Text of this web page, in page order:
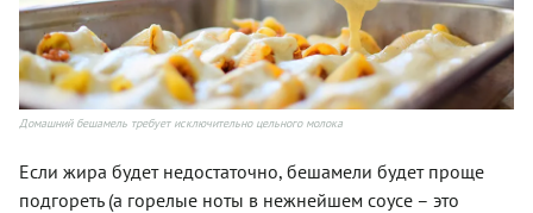
Домашний бешамель требует исключительно цельного молока
Если жира будет недостаточно, бешамели будет проще
подгореть (а горелые ноты в нежнейшем соусе – это